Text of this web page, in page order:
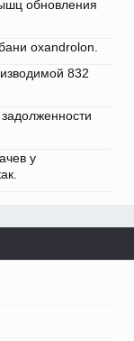
обновления
oxandrolon.
832
у